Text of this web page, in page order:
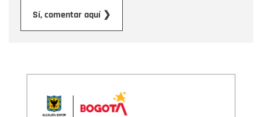
Sí, comentar aquí ❯